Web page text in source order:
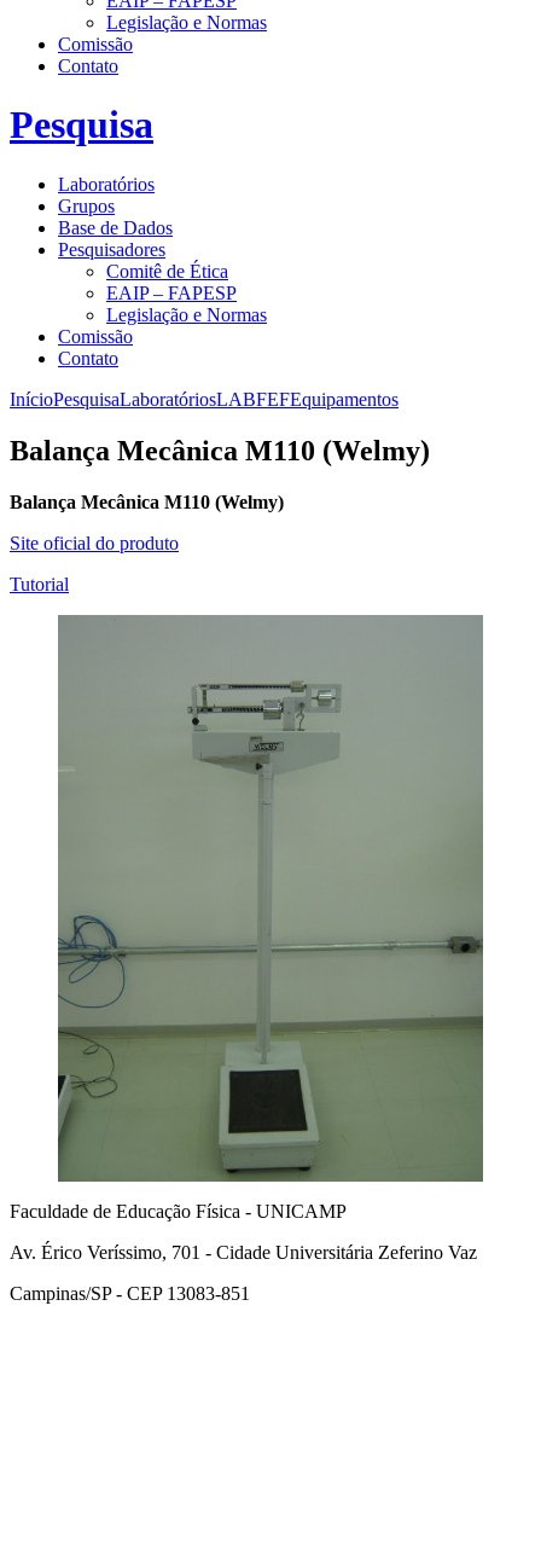
Legislação e Normas
Comissão
Contato
Pesquisa
Laboratórios
Grupos
Base de Dados
Pesquisadores
Comitê de Ética
EAIP – FAPESP
Legislação e Normas
Comissão
Contato
InícioPesquisaLaboratóriosLABFEFEquipamentos
Balança Mecânica M110 (Welmy)
Balança Mecânica M110 (Welmy)
Site oficial do produto
Tutorial
Faculdade de Educação Física - UNICAMP
Av. Érico Veríssimo, 701 - Cidade Universitária Zeferino Vaz
Campinas/SP - CEP 13083-851